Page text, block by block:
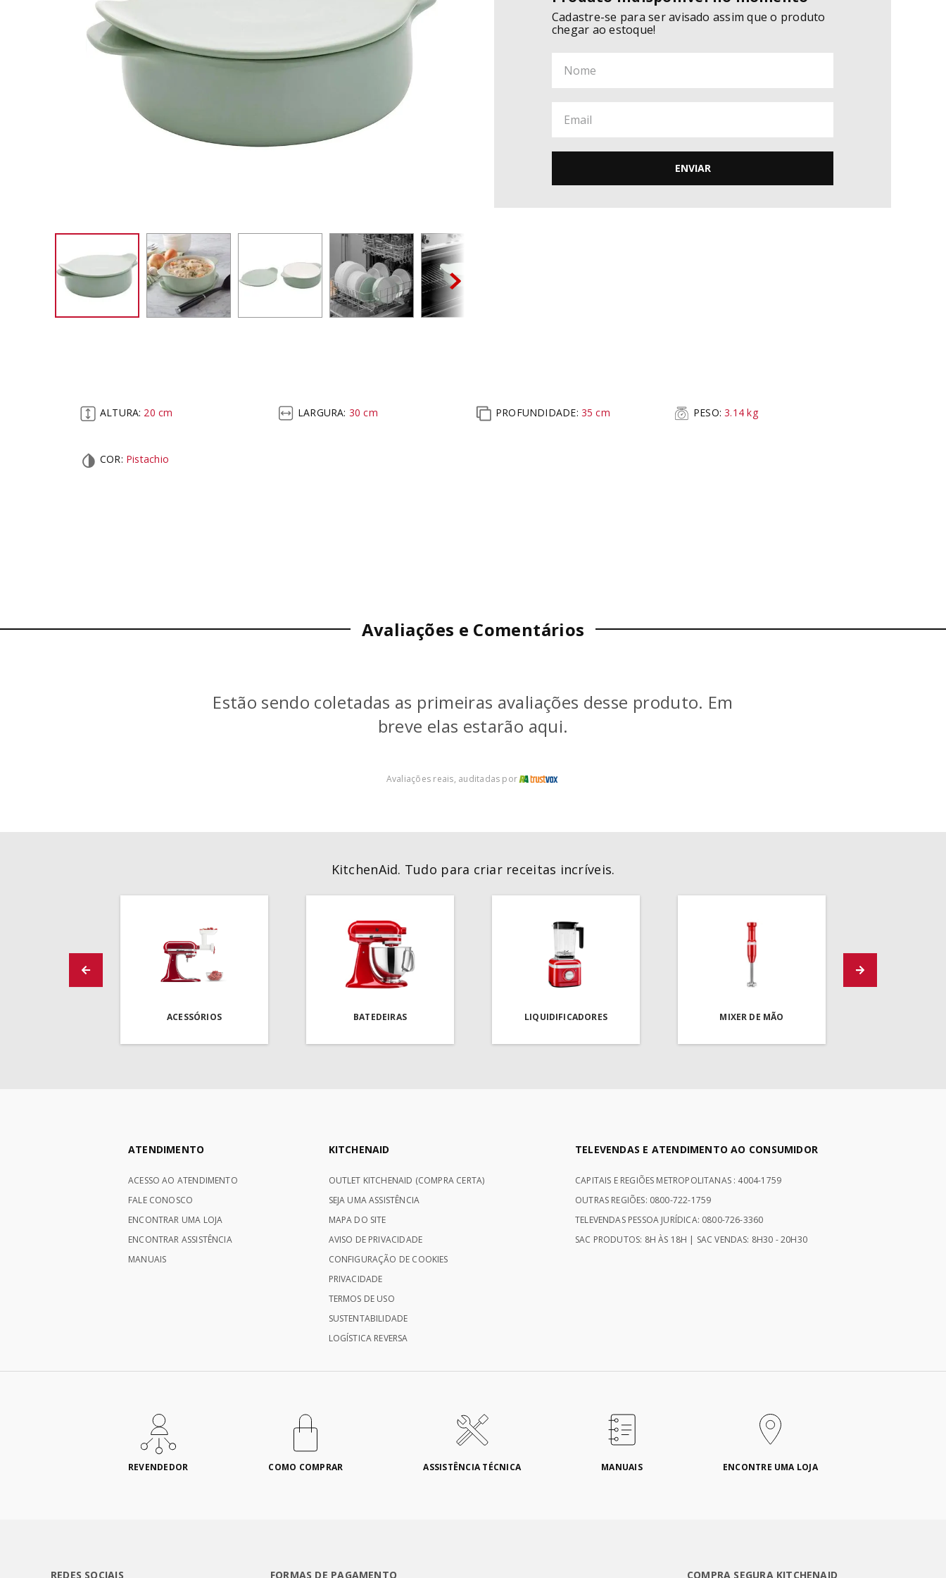
Cadastre-se para ser avisado assim que o produto
chegar ao estoque!
ENVIAR
ALTURA: 20 cm LARGURA: 30 cm PROFUNDIDADE: 35 cm PESO: 3.14 kg
COR: Pistachio
Avaliações e Comentários
Estão sendo coletadas as primeiras avaliações desse produto. Em
breve elas estarão aqui.
Avaliações reais, auditadas por
KitchenAid. Tudo para criar receitas incríveis.
ACESSÓRIOS BATEDEIRAS LIQUIDIFICADORES MIXER DE MÃO
ATENDIMENTO
ACESSO AO ATENDIMENTO
FALE CONOSCO
ENCONTRAR UMA LOJA
ENCONTRAR ASSISTÊNCIA
MANUAIS
KITCHENAID
OUTLET KITCHENAID (COMPRA CERTA)
SEJA UMA ASSISTÊNCIA
MAPA DO SITE
AVISO DE PRIVACIDADE
CONFIGURAÇÃO DE COOKIES
PRIVACIDADE
TERMOS DE USO
SUSTENTABILIDADE
LOGÍSTICA REVERSA
TELEVENDAS E ATENDIMENTO AO CONSUMIDOR
CAPITAIS E REGIÕES METROPOLITANAS : 4004-1759
OUTRAS REGIÕES: 0800-722-1759
TELEVENDAS PESSOA JURÍDICA: 0800-726-3360
SAC PRODUTOS: 8H ÀS 18H | SAC VENDAS: 8H30 - 20H30
REVENDEDOR COMO COMPRAR ASSISTÊNCIA TÉCNICA MANUAIS ENCONTRE UMA LOJA
REDES SOCIAIS FORMAS DE PAGAMENTO COMPRA SEGURA KITCHENAID